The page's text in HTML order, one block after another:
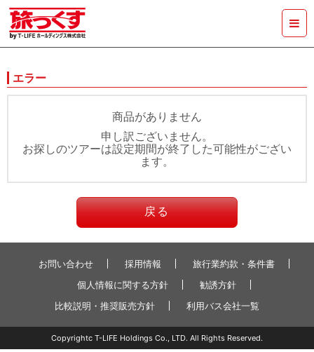
エラー
商品がありません
申し訳ございません。
お探しのツアーは設定期間が終了した可能性がござい
ます。
戻る
お問い合わせ 採用情報
旅行業約款・条件書
個人情報に関する方針
勧誘方針
比較説明・推奨販売方針
利用バス会社一覧
Copyrightc T-LIFE Holdings Co., LTD. All Rights Reserved.